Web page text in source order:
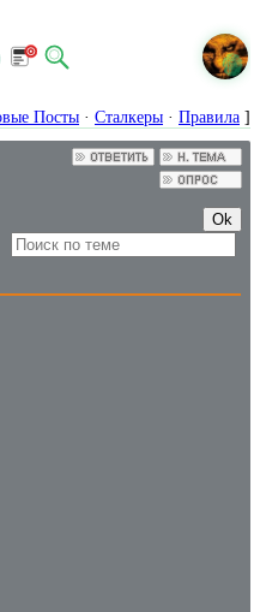
Посты · Сталкеры · Правила ]